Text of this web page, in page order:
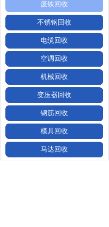
废铁回收
不锈钢回收
电缆回收
空调回收
机械回收
变压器回收
钢筋回收
模具回收
马达回收